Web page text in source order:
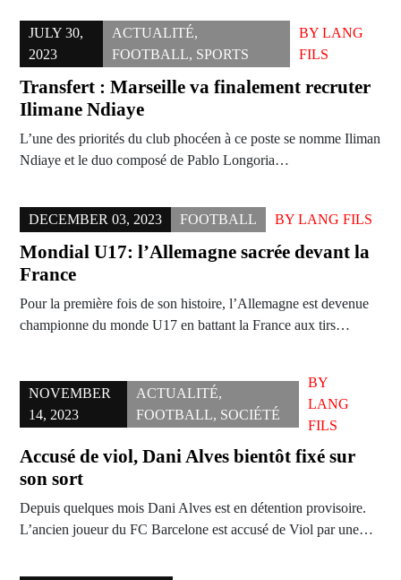
JULY 30,
2023
ACTUALITÉ,
FOOTBALL, SPORTS
BYLANG
FILS
Transfert : Marseille va finalement recruter
Ilimane Ndiaye
L’une des priorités du club phocéen à ce poste se nomme Iliman
Ndiaye et le duo composé de Pablo Longoria…
DECEMBER 03, 2023 FOOTBALL BY LANG FILS
Mondial U17: l’Allemagne sacrée devant la
France
Pour la première fois de son histoire, l’Allemagne est devenue
championne du monde U17 en battant la France aux tirs…
NOVEMBER
14, 2023
ACTUALITÉ,
FOOTBALL, SOCIÉTÉ
BY
LANG
FILS
Accusé de viol, Dani Alves bientôt fixé sur
son sort
Depuis quelques mois Dani Alves est en détention provisoire.
L’ancien joueur du FC Barcelone est accusé de Viol par une…